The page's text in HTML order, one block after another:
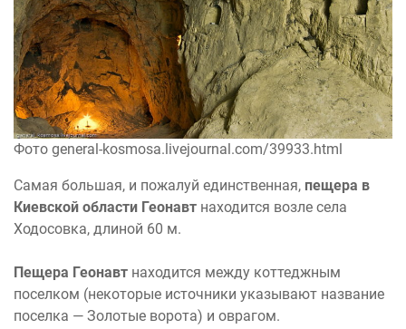
Фото general-kosmosa.livejournal.com/39933.html
Самая большая, и пожалуй единственная, пещера в
Киевской области Геонавт находится возле села
Ходосовка, длиной 60 м.
Пещера Геонавт находится между коттеджным
поселком (некоторые источники указывают название
поселка — Золотые ворота) и оврагом.